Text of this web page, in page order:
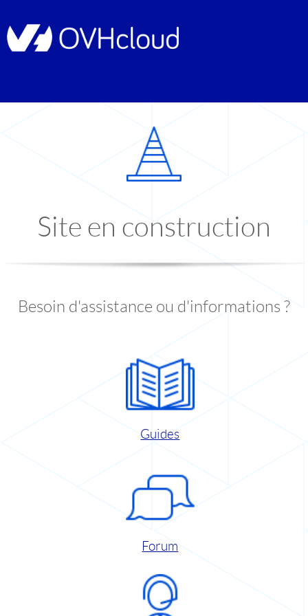
Site en construction
Besoin d'assistance ou d'informations ?
Guides
Forum